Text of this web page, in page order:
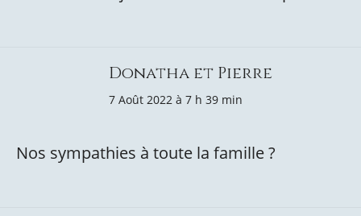
Donatha et Pierre
7 Août 2022 à 7 h 39 min
Nos sympathies à toute la famille ?